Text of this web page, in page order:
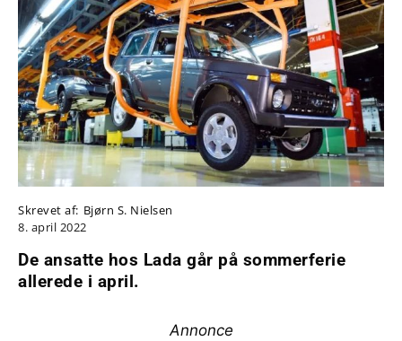
Skrevet af: Bjørn S. Nielsen
8. april 2022
De ansatte hos Lada går på sommerferie
allerede i april.
Annonce